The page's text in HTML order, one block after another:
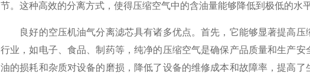
节。这种高效的分离方式，使得压缩空气中的含油量能够降低到极低的水
良好的空压机油气分离滤芯具有诸多优点。首先，它能够显著提高压
行业，如电子、食品、制药等，纯净的压缩空气是确保产品质量和生产
油的损耗和杂质对设备的磨损，降低了设备的维修成本和故障率，提高